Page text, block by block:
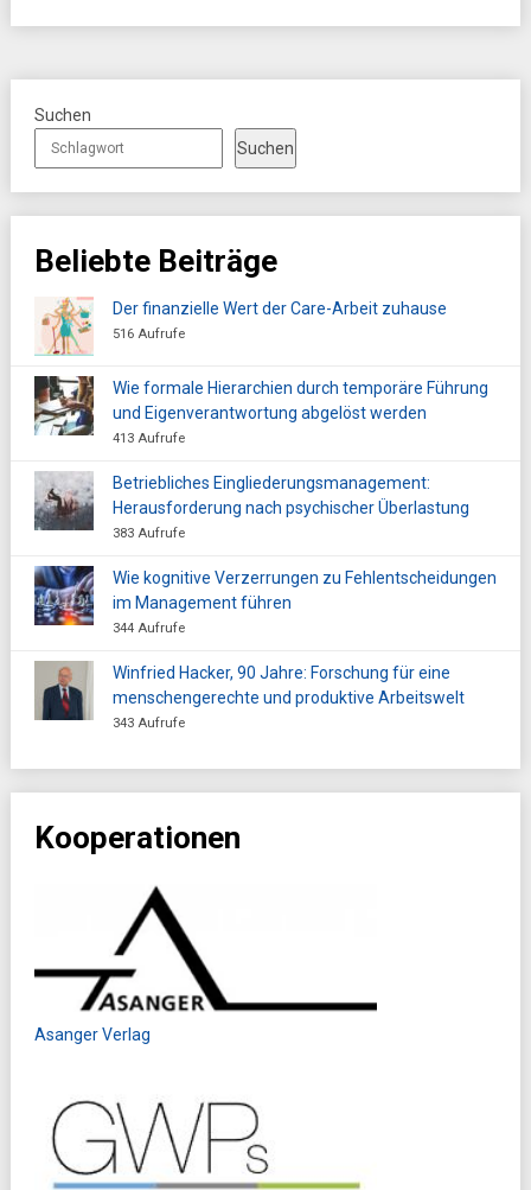
Suchen
Suchen
Beliebte Beiträge
Der finanzielle Wert der Care-Arbeit zuhause
516 Aufrufe
Wie formale Hierarchien durch temporäre Führung
und Eigenverantwortung abgelöst werden
413 Aufrufe
Betriebliches Eingliederungsmanagement:
Herausforderung nach psychischer Überlastung
383 Aufrufe
Wie kognitive Verzerrungen zu Fehlentscheidungen
im Management führen
344 Aufrufe
Winfried Hacker, 90 Jahre: Forschung für eine
menschengerechte und produktive Arbeitswelt
343 Aufrufe
Kooperationen
Asanger Verlag